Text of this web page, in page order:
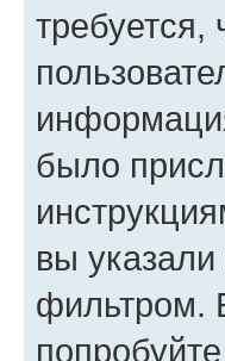
было
вы
фильтром.